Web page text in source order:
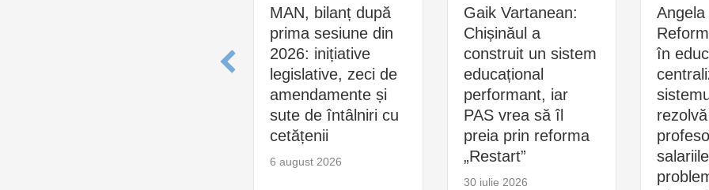
MAN, bilanț după
prima sesiune din
2026: inițiative
legislative, zeci de
amendamente și
sute de întâlniri cu
cetățenii
6 august 2026
Gaik Vartanean:
Chișinăul a
construit un sistem
educațional
performant, iar
PAS vrea să îl
preia prin reforma
„Restart”
30 iulie 2026
în